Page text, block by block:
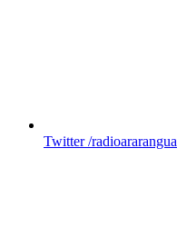
Twitter /radioararangua